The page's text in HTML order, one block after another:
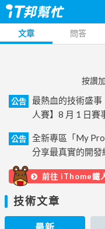
文章 問答
按讚
公告
最熱血的技術盛
人賽】8 月 1 日賽
公告
全新專區「My
分享最真實的開發
前往 iThome鐵
技術文章